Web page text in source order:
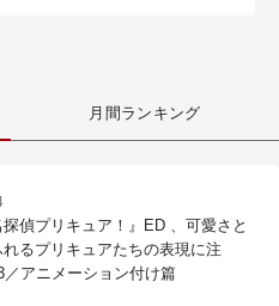
月間ランキング
偵プリキュア！』ED 、可愛さと
るプリキュアたちの表現に注
／アニメーション付け篇